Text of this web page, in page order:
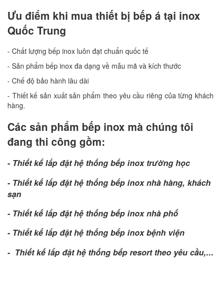
Ưu điểm khi mua thiết bị bếp á tại inox
Quốc Trung
- Chất lượng bếp inox luôn đạt chuẩn quốc tế
- Sản phẩm bếp inox đa dạng về mẫu mã và kích thước
- Chế độ bảo hành lâu dài
- Thiết kế sản xuất sản phẩm theo yêu cầu riêng của từng khách
hàng.
Các sản phẩm bếp inox mà chúng tôi
đang thi công gồm:
- Thiết kế lắp đặt hệ thống bếp inox trường học
- Thiết kế lắp đặt hệ thống bếp inox nhà hàng, khách
sạn
- Thiết kế lắp đặt hệ thống bếp inox nhà phố
- Thiết kế lắp đặt hệ thống bếp inox bệnh viện
- Thiết kế lắp đặt hệ thống bếp resort theo yêu cầu,...